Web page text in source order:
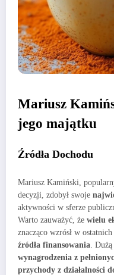
Mariusz
jego majątku
Źródła Dochodu
Mariusz Kamiński,
decyzji, zdobył swoje
aktywności w sferze
Warto zauważyć, że wielu
znacząco wzrósł w
źródła finansowania .
wynagrodzenia z
przychody z działalności